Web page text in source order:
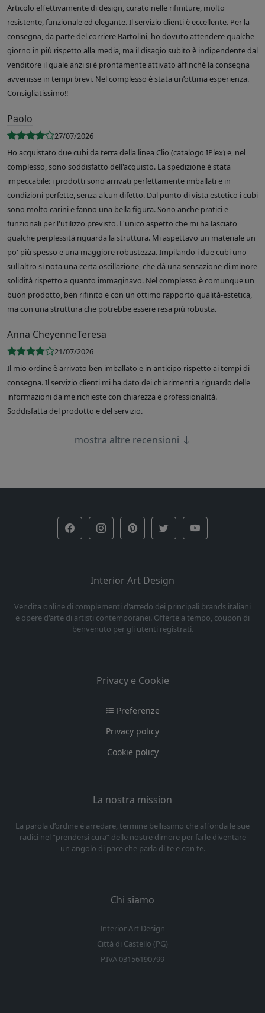
Articolo effettivamente di design, curato nelle rifiniture, molto
resistente, funzionale ed elegante. Il servizio clienti è eccellente. Per la
consegna, da parte del corriere Bartolini, ho dovuto attendere qualche
giorno in più rispetto alla media, ma il disagio subito è indipendente dal
venditore il quale anzi si è prontamente attivato affinché la consegna
avvenisse in tempi brevi. Nel complesso è stata un’ottima esperienza.
Consigliatissimo!!
Paolo
27/07/2026
Ho acquistato due cubi da terra della linea Clio (catalogo IPlex) e, nel
complesso, sono soddisfatto dell'acquisto. La spedizione è stata
impeccabile: i prodotti sono arrivati perfettamente imballati e in
condizioni perfette, senza alcun difetto. Dal punto di vista estetico i cubi
sono molto carini e fanno una bella figura. Sono anche pratici e
funzionali per l'utilizzo previsto. L'unico aspetto che mi ha lasciato
qualche perplessità riguarda la struttura. Mi aspettavo un materiale un
po' più spesso e una maggiore robustezza. Impilando i due cubi uno
sull'altro si nota una certa oscillazione, che dà una sensazione di minore
solidità rispetto a quanto immaginavo. Nel complesso è comunque un
buon prodotto, ben rifinito e con un ottimo rapporto qualità-estetica,
ma con una struttura che potrebbe essere resa più robusta.
Anna CheyenneTeresa
21/07/2026
Il mio ordine è arrivato ben imballato e in anticipo rispetto ai tempi di
consegna. Il servizio clienti mi ha dato dei chiarimenti a riguardo delle
informazioni da me richieste con chiarezza e professionalità.
Soddisfatta del prodotto e del servizio.
mostra altre recensioni
Interior Art Design
Vendita online di complementi d'arredo dei principali brands italiani
e opere d'arte di artisti contemporanei. Offerte a tempo, coupon di
benvenuto per gli utenti registrati.
Privacy e Cookie
Preferenze
Privacy policy
Cookie policy
La nostra mission
La parola d’ordine è arredare, termine bellissimo che affonda le sue
radici nel “prendersi cura” delle nostre dimore per farle diventare
un angolo di pace che parla di te e con te.
Chi siamo
Interior Art Design
Città di Castello (PG)
P.IVA 03156190799